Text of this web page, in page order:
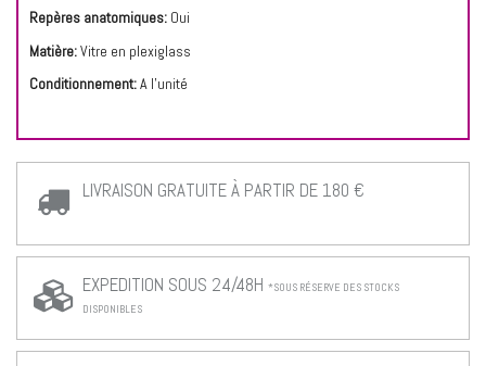
Repères anatomiques: Oui
Matière:Vitre en plexiglass
Conditionnement:A l'unité
LIVRAISON GRATUITE À PARTIR DE 180 €
EXPEDITION SOUS 24/48H *SOUS RÉSERVE DES STOCKS
DISPONIBLES